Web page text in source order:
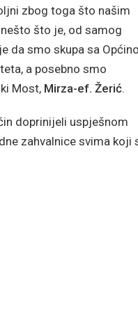
zbog toga što našim
što je, od samog
da smo skupa sa
a posebno smo
Most, Mirza-ef. Žerić.
doprinijeli uspješnom
zahvalnice svima koji